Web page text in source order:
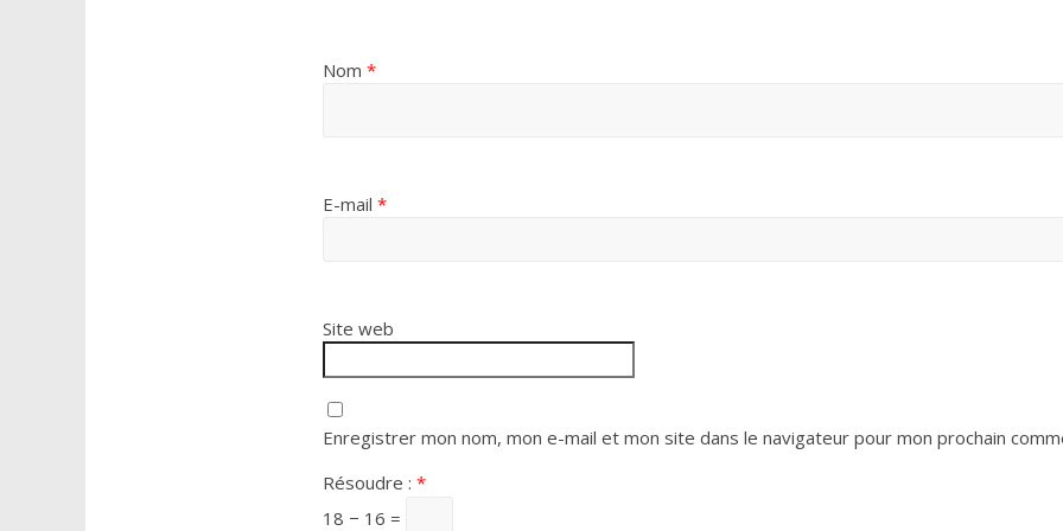
Nom *
E-mail *
Site web
Enregistrer mon nom, mon e-mail et mon site dans le navigateur pour mon prochain
Résoudre : *
18 − 16 =